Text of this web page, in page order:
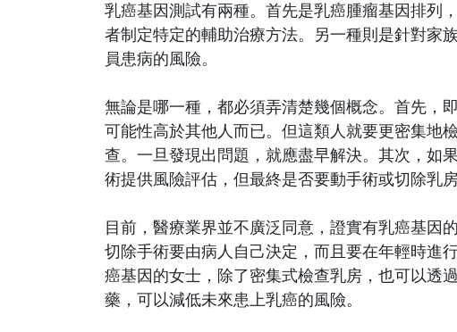
乳癌基因測試有兩種。首先是乳癌腫瘤基因排列
者制定特定的輔助治療方法。另一種則是針對家
員患病的風險。
無論是哪一種，都必須弄清楚幾個概念。首先，
可能性高於其他人而已。但這類人就要更密集地
查。一旦發現出問題，就應盡早解決。其次，如
術提供風險評估，但最終是否要動手術或切除乳
目前，醫療業界並不廣泛同意，證實有乳癌基因
切除手術要由病人自己決定，而且要在年輕時進
癌基因的女士，除了密集式檢查乳房，也可以透
藥，可以減低未來患上乳癌的風險。